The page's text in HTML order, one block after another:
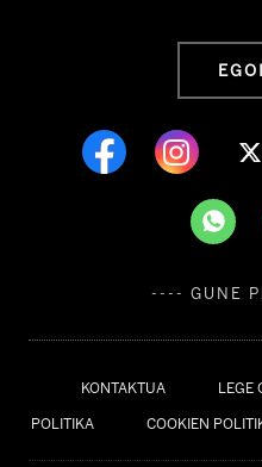
KONTAKTUA LEGE
POLITIKA COOKIEN
---- GUNE